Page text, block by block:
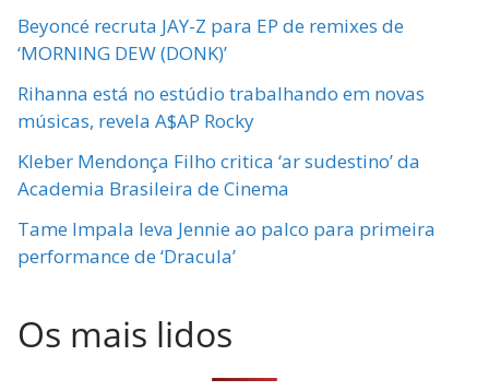
Beyoncé recruta JAY-Z para EP de remixes de
‘MORNING DEW (DONK)’
Rihanna está no estúdio trabalhando em novas
músicas, revela A$AP Rocky
Kleber Mendonça Filho critica ‘ar sudestino’ da
Academia Brasileira de Cinema
Tame Impala leva Jennie ao palco para primeira
performance de ‘Dracula’
Os mais lidos